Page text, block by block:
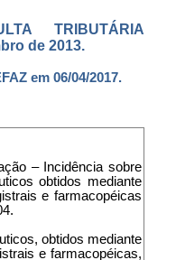
TRIBUTÁRIA
de 2013.
em 06/04/2017.
– Incidência sobre
obtidos mediante
e farmacopéicas
obtidos mediante
e farmacopéicas,